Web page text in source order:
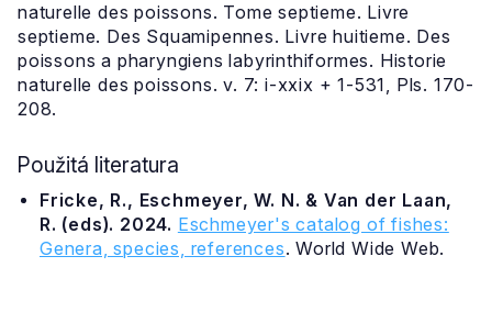
naturelle des poissons. Tome septieme. Livre
septieme. Des Squamipennes. Livre huitieme. Des
poissons a pharyngiens labyrinthiformes. Historie
naturelle des poissons. v. 7: i-xxix + 1-531, Pls. 170-
208.
Použitá literatura
Fricke, R., Eschmeyer, W. N. & Van der Laan,
R. (eds). 2024. Eschmeyer's catalog of fishes:
Genera, species, references. World Wide Web.